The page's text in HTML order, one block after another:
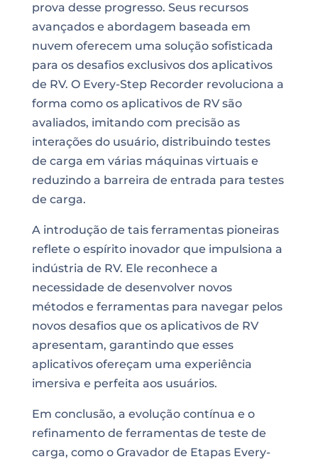
prova desse progresso. Seus recursos
avançados e abordagem baseada em
nuvem oferecem uma solução sofisticada
para os desafios exclusivos dos aplicativos
de RV. O Every-Step Recorder revoluciona a
forma como os aplicativos de RV são
avaliados, imitando com precisão as
interações do usuário, distribuindo testes
de carga em várias máquinas virtuais e
reduzindo a barreira de entrada para testes
de carga.
A introdução de tais ferramentas pioneiras
reflete o espírito inovador que impulsiona a
indústria de RV. Ele reconhece a
necessidade de desenvolver novos
métodos e ferramentas para navegar pelos
novos desafios que os aplicativos de RV
apresentam, garantindo que esses
aplicativos ofereçam uma experiência
imersiva e perfeita aos usuários.
Em conclusão, a evolução contínua e o
refinamento de ferramentas de teste de
carga, como o Gravador de Etapas Every-